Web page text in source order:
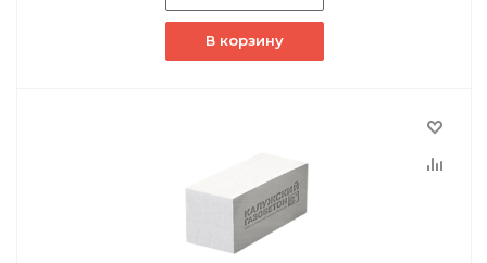
В корзину